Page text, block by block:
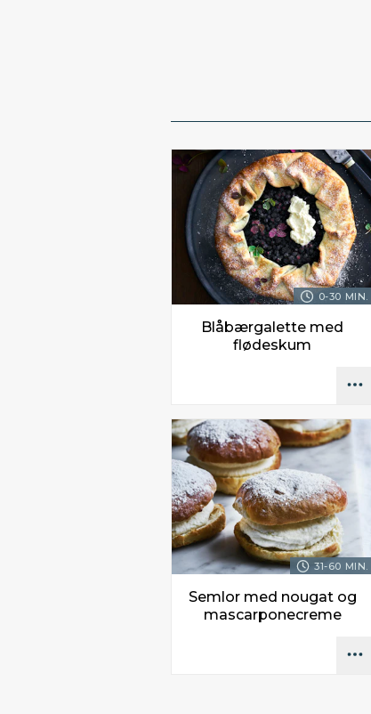
0-30 MIN.
Blåbærgalette med
flødeskum
31-60 MIN.
Semlor med nougat og
mascarponecreme